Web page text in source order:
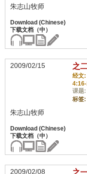
朱志山牧师
2009/02/15 之
经文
课题:
标签:
朱志山牧师
2009/02/08 之